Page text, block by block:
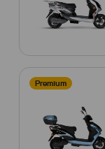
Premium